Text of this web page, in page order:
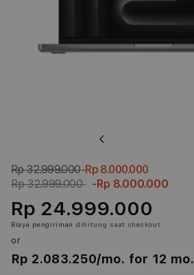
Previous
Rp 32.999.000-Rp 8.000.000
Rp 32.999.000 -Rp 8.000.000
Rp 24.999.000
Biaya pengiriman dihitung saat checkout.
or
Rp 2.083.250/mo. for 12 mo.